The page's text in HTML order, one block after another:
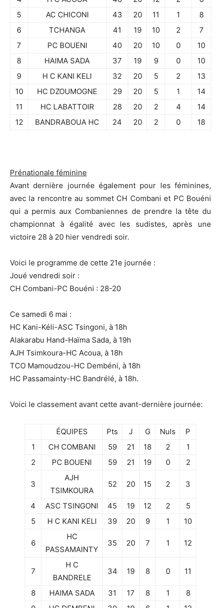
5
AC CHICONI 43 20 11 1
8
6
TCHANGA 41 19 10 2
7
7
PC BOUENI 40 20 10 0
10
8
HAIMA SADA 37 19 9 0
10
9
H C KANI KELI 32 20 5 2
13
10
HC DZOUMOGNE 29 20 5 1
14
11
HC LABATTOIR 28 20 2 4
14
12
BANDRABOUA HC 24 20 2 0 18
Prénationale féminine
Avant dernière journée également pour les féminines,
avec la rencontre au sommet CH Combani et PC Bouéni
qui a permis aux Combaniennes de prendre la tête du
championnat à égalité avec les sudistes, après une
victoire 28 à 20 hier vendredi soir.
Voici le programme de cette 21e journée :
Joué vendredi soir :
CH Combani-PC Bouéni : 28-20
Ce samedi 6 mai :
HC Kani-Kéli-ASC Tsingoni, à 18h
Alakarabu Hand-Haïma Sada, à 19h
AJH Tsimkoura-HC Acoua, à 18h
TCO Mamoudzou-HC Dembéni, à 18h
HC Passamainty-HC Bandrélé, à 18h.
Voici le classement avant cette avant-dernière journée:
ÉQUIPES Pts J G Nuls
P
1
CH COMBANI 59 21 18 2
1
2
PC BOUENI 59 21 19 0 2
3
AJH
TSIMKOURA
52 20 15 2 3
4 ASC TSINGONI 45 19 12 2
5
5
H C KANI KELI 39 20 9 1 10
6
HC
PASSAMAINTY
35 20 7 1 12
7
H C
BANDRELE
34 19 8 0 11
8 HAIMA SADA 31 17 8 1
8